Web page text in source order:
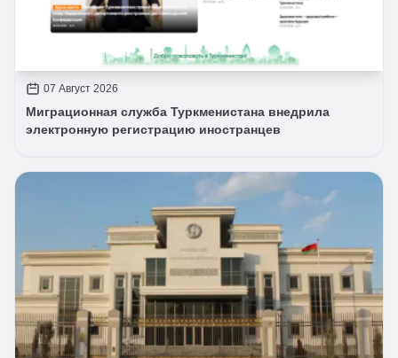
07 Август 2026
Миграционная служба Туркменистана внедрила
электронную регистрацию иностранцев